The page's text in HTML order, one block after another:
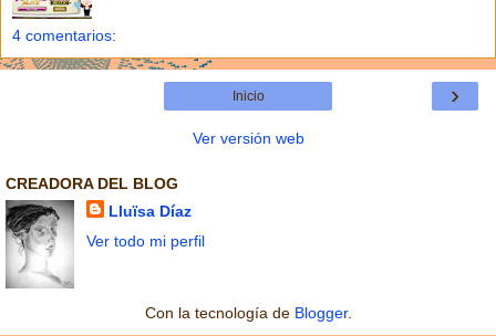
4 comentarios:
›
Inicio
Ver versión web
CREADORA DEL BLOG
Lluïsa Díaz
Ver todo mi perfil
Con la tecnología de Blogger.